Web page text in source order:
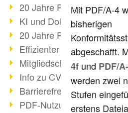
20 Jahre PDF/X (Teil 2)
KI und Dokumenten-
20 Jahre PDF/X (Teil 1)
Effizienter Dokumenten
Mitgliedschaft PDF
Info zu CVE-2022-22965
Barrierefreiheit mehr als
PDF-Nutzung durch
Mit PDF/A-4
bisherigen
abgeschafft.
4f und PDF/
werden zwei
Stufen
erstens